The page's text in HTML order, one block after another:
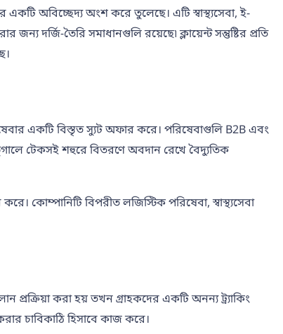
অবিচ্ছেদ্য অংশ করে তুলেছে। এটি স্বাস্থ্যসেবা, ই-
দর্জি-তৈরি সমাধানগুলি রয়েছে৷ ক্লায়েন্ট সন্তুষ্টির প্রতি
একটি বিস্তৃত স্যুট অফার করে। পরিষেবাগুলি B2B এবং
টেকসই শহুরে বিতরণে অবদান রেখে বৈদ্যুতিক
কোম্পানিটি বিপরীত লজিস্টিক পরিষেবা, স্বাস্থ্যসেবা
প্রক্রিয়া করা হয় তখন গ্রাহকদের একটি অনন্য ট্র্যাকিং
চাবিকাঠি হিসাবে কাজ করে।